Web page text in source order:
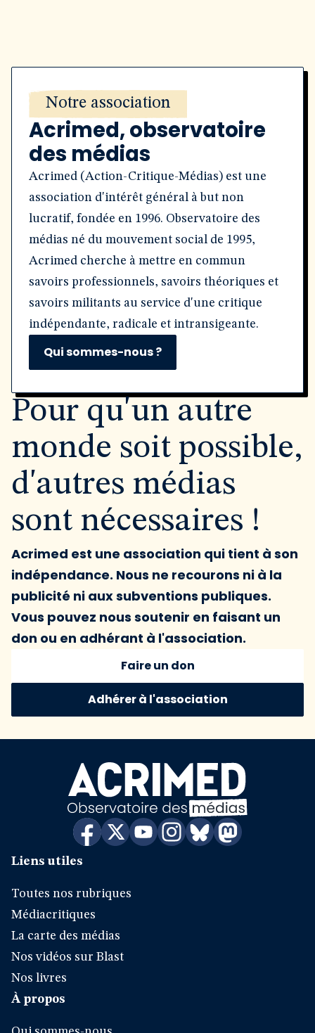
Notre association
Acrimed, observatoire
des médias
Acrimed (Action-Critique-Médias) est une
association d'intérêt général à but non
lucratif, fondée en 1996. Observatoire des
médias né du mouvement social de 1995,
Acrimed cherche à mettre en commun
savoirs professionnels, savoirs théoriques et
savoirs militants au service d'une critique
indépendante, radicale et intransigeante.
Qui sommes-nous ?
Pour qu'un autre
monde soit possible,
d'autres médias
sont nécessaires !
Acrimed est une association qui tient à son
indépendance. Nous ne recourons ni à la
publicité ni aux subventions publiques.
Vous pouvez nous soutenir en faisant un
don ou en adhérant à l'association.
Faire un don
Adhérer à l'association
Liens utiles
Toutes nos rubriques
Médiacritiques
La carte des médias
Nos vidéos sur Blast
Nos livres
À propos